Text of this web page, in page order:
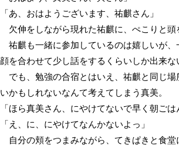
「あ、おはようございます、祐麒さん」
欠伸をしながら現れた祐麒に、ぺこりと頭
祐麒も一緒に参加しているのは嬉しいが、
顔を合わせて少し話をするくらいしか出来
でも、勉強の合宿とはいえ、祐麒と同じ場
いかもしれないなんて考えてしまう真美。
「ほら真美さん、にやけてないで早く朝ごは
「え、に、にやけてなんかないよっ」
自分の頬をつまみながら、てきぱきと食堂